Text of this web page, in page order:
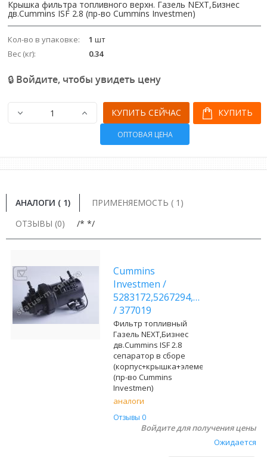
Крышка фильтра топливного верхн. Газель NEXT,Бизнес
дв.Cummins ISF 2.8 (пр-во Cummins Investmen)
Кол-во в упаковке: 1 шт
Вес (кг):
0.34
🔒 Войдите, чтобы увидеть цену
КУПИТЬ
КУПИТЬ СЕЙЧАС
ОПТОВАЯ ЦЕНА
АНАЛОГИ ( 1)
ПРИМЕНЯЕМОСТЬ ( 1)
ОТЗЫВЫ (0)
/* */
Cummins
Investmen /
5283172,5267294,0021086
/377019
Фильтр топливный
Газель NEXT,Бизнес
дв.Cummins ISF 2.8
сепаратор в сборе
(корпус+крышка+элемент)
(пр-во Cummins
Investmen)
аналоги
Отзывы 0
Войдите для получения цены
Ожидается